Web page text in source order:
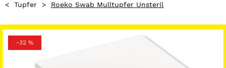
< Tupfer > Roeko Swab Mulltupfer Unsteril
-32 %